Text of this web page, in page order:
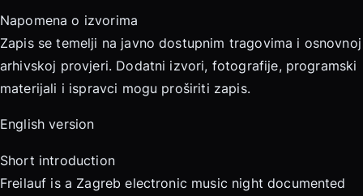
Napomena o izvorima
Zapis se temelji na javno dostupnim tragovima i osnovnoj
arhivskoj provjeri. Dodatni izvori, fotografije, programski
materijali i ispravci mogu proširiti zapis.
English version
Short introduction
Freilauf is a Zagreb electronic music night documented